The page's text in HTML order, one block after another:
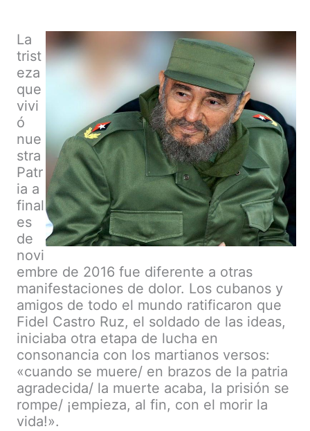
La
trist
eza
que
vivi
ó
nue
stra
Patr
ia a
final
es
de
novi
embre de 2016 fue diferente a otras
manifestaciones de dolor. Los cubanos y
amigos de todo el mundo ratificaron que
Fidel Castro Ruz, el soldado de las ideas,
iniciaba otra etapa de lucha en
consonancia con los martianos versos:
«cuando se muere/ en brazos de la patria
agradecida/ la muerte acaba, la prisión se
rompe/ ¡empieza, al fin, con el morir la
vida!».